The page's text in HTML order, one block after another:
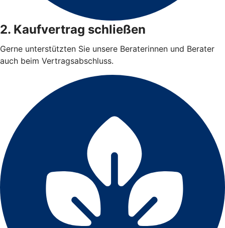
2. Kaufvertrag schließen
Gerne unterstützten Sie unsere Beraterinnen und Berater
auch beim Vertragsabschluss.